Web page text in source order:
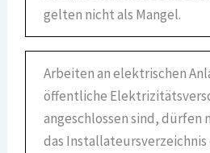
gelten nicht als Mangel.
Arbeiten an elektrischen
öffentliche
angeschlossen sind, dürfen
das Installateursverzeichnis